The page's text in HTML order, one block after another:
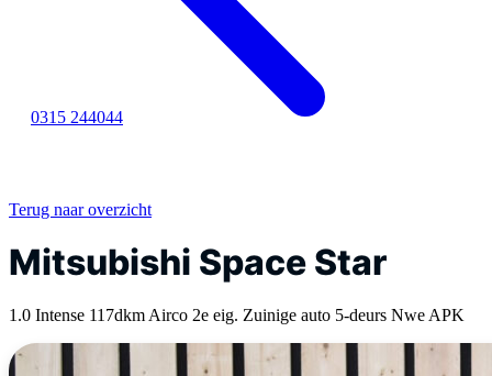
0315 244044
Terug naar overzicht
Mitsubishi Space Star
1.0 Intense 117dkm Airco 2e eig. Zuinige auto 5-deurs Nwe APK